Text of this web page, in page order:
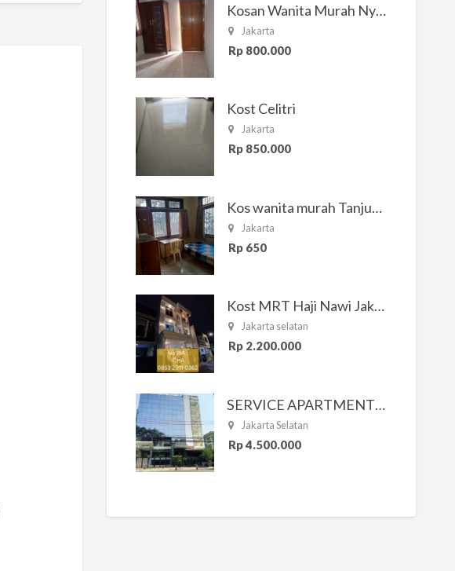
Kosan Wanita Murah Nyaman di Jakarta Selatan
Jakarta
Rp 800.000
Kost Celitri
Jakarta
Rp 850.000
Kos wanita murah Tanjung Duren Jakarta Barat
Jakarta
Rp 650
Kost MRT Haji Nawi Jakarta Selatan
Jakarta selatan
Rp 2.200.000
SERVICE APARTMENT SOUTH RESIDENCE
Jakarta Selatan
Rp 4.500.000